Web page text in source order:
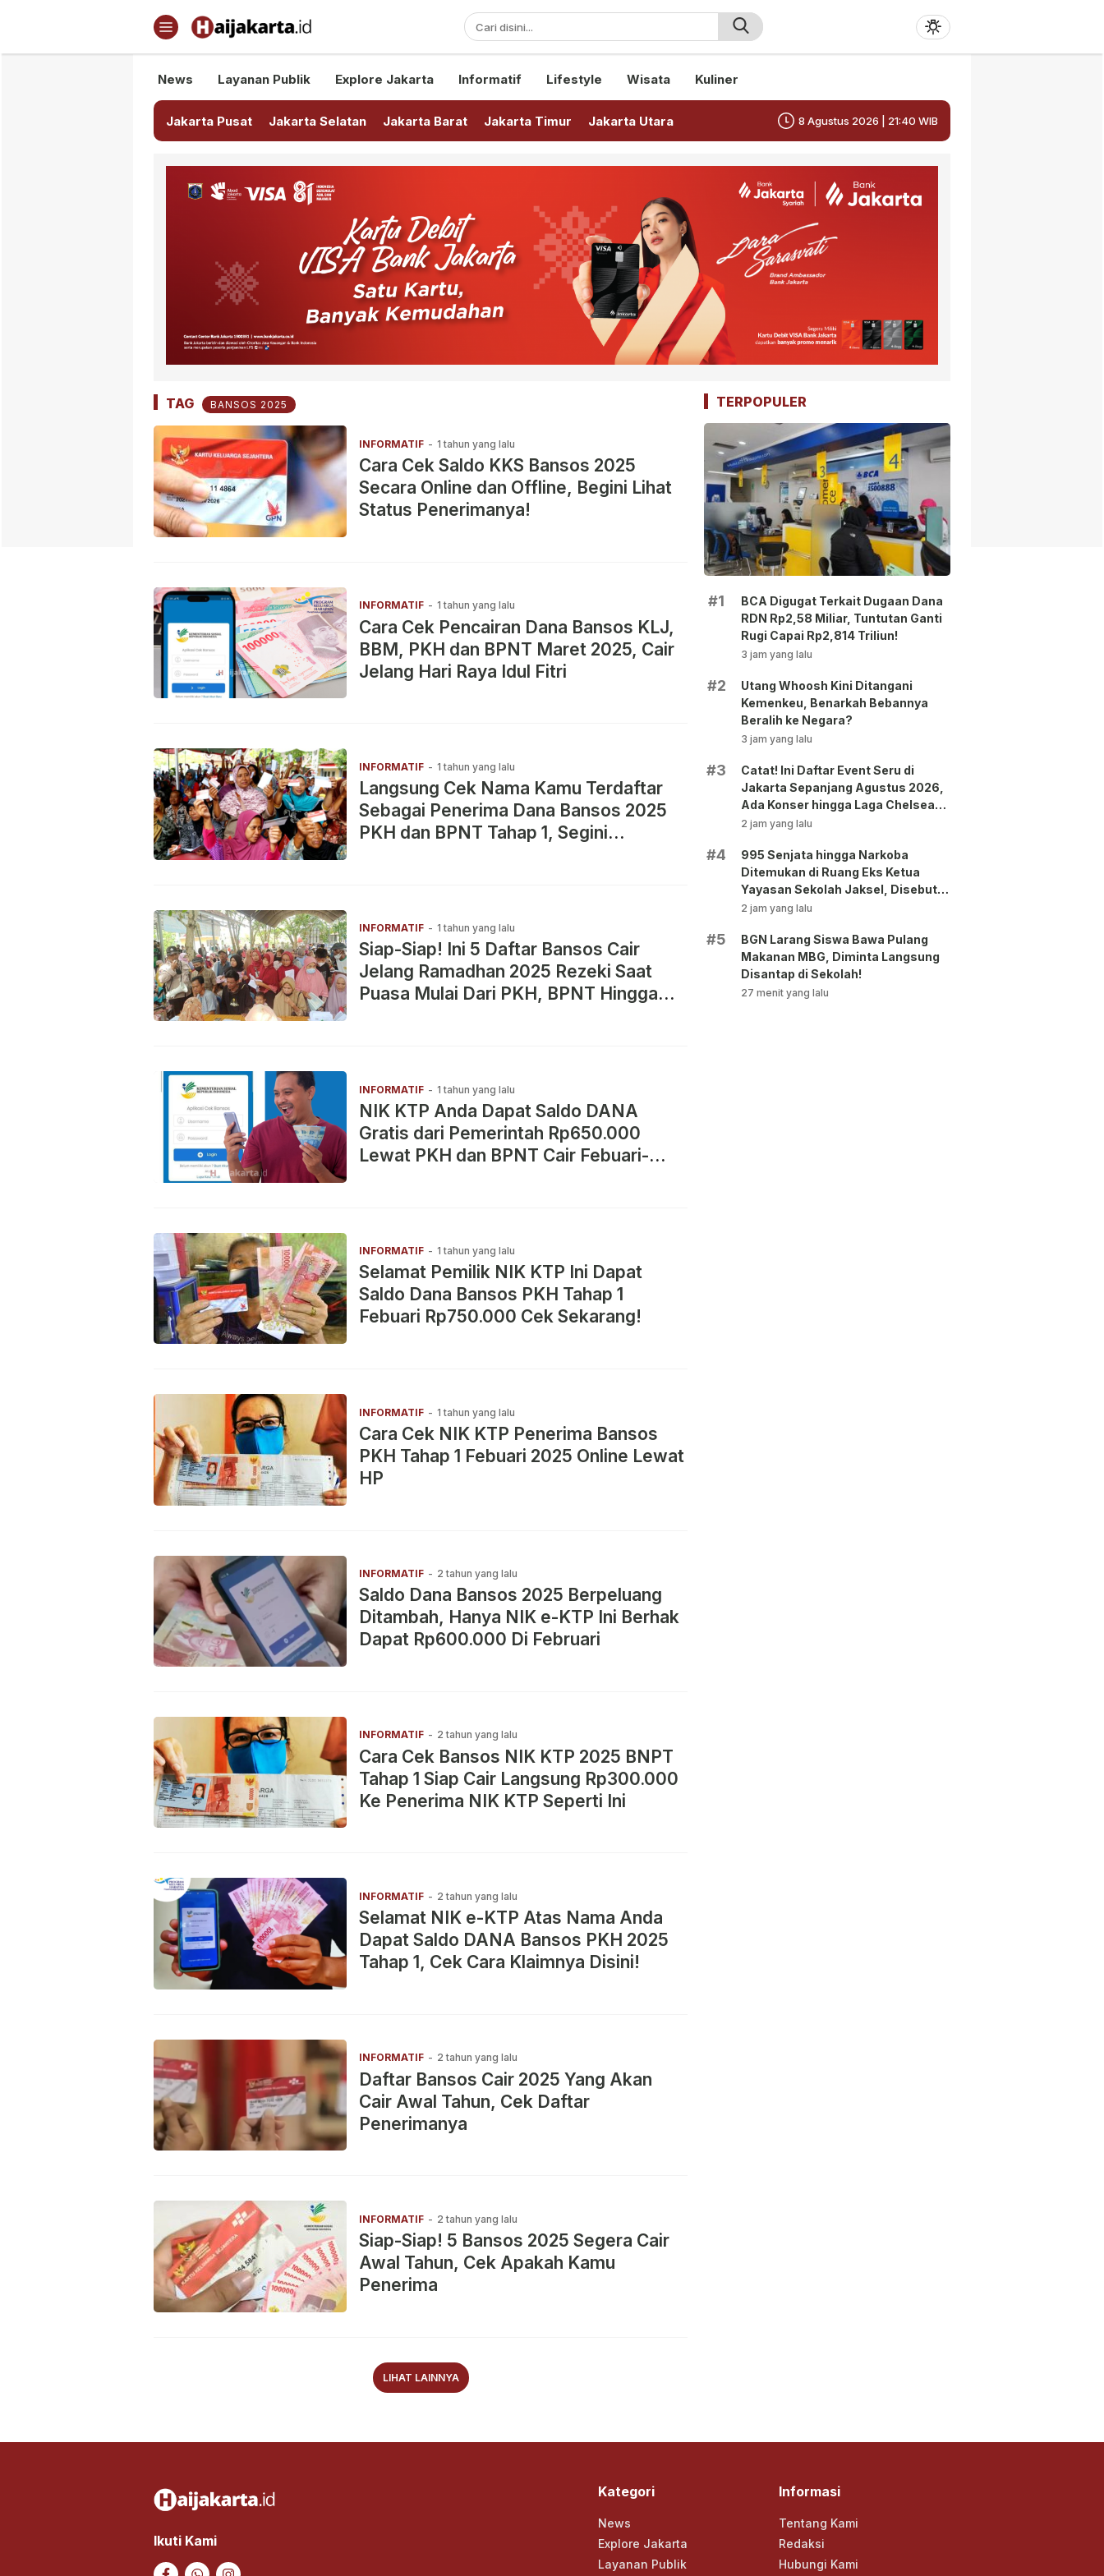
Haijakarta.id
Semua Tentang Jakarta Ada Disini!
News Layanan Publik Explore Jakarta Informatif Lifestyle Wisata Kuliner
Jakarta Pusat Jakarta Selatan Jakarta Barat Jakarta Timur Jakarta Utara 8 Agustus 2026 | 21:40 WIB
TAG BANSOS 2025
INFORMATIF - 1 tahun yang lalu
Cara Cek Saldo KKS Bansos 2025
Secara Online dan Offline, Begini Lihat
Status Penerimanya!
INFORMATIF - 1 tahun yang lalu
Cara Cek Pencairan Dana Bansos KLJ,
BBM, PKH dan BPNT Maret 2025, Cair
Jelang Hari Raya Idul Fitri
INFORMATIF - 1 tahun yang lalu
Langsung Cek Nama Kamu Terdaftar
Sebagai Penerima Dana Bansos 2025
PKH dan BPNT Tahap 1, Segini
INFORMATIF - 1 tahun yang lalu
Siap-Siap! Ini 5 Daftar Bansos Cair
Jelang Ramadhan 2025 Rezeki Saat
Puasa Mulai Dari PKH, BPNT Hingga
INFORMATIF - 1 tahun yang lalu
NIK KTP Anda Dapat Saldo DANA
Gratis dari Pemerintah Rp650.000
Lewat PKH dan BPNT Cair Febuari-
INFORMATIF - 1 tahun yang lalu
Selamat Pemilik NIK KTP Ini Dapat
Saldo Dana Bansos PKH Tahap 1
Febuari Rp750.000 Cek Sekarang!
INFORMATIF - 1 tahun yang lalu
Cara Cek NIK KTP Penerima Bansos
PKH Tahap 1 Febuari 2025 Online Lewat
HP
INFORMATIF - 2 tahun yang lalu
Saldo Dana Bansos 2025 Berpeluang
Ditambah, Hanya NIK e-KTP Ini Berhak
Dapat Rp600.000 Di Februari
INFORMATIF - 2 tahun yang lalu
Cara Cek Bansos NIK KTP 2025 BNPT
Tahap 1 Siap Cair Langsung Rp300.000
Ke Penerima NIK KTP Seperti Ini
INFORMATIF - 2 tahun yang lalu
Selamat NIK e-KTP Atas Nama Anda
Dapat Saldo DANA Bansos PKH 2025
Tahap 1, Cek Cara Klaimnya Disini!
INFORMATIF - 2 tahun yang lalu
Daftar Bansos Cair 2025 Yang Akan
Cair Awal Tahun, Cek Daftar
Penerimanya
INFORMATIF - 2 tahun yang lalu
Siap-Siap! 5 Bansos 2025 Segera Cair
Awal Tahun, Cek Apakah Kamu
Penerima
LIHAT LAINNYA
TERPOPULER
#1
BCA Digugat Terkait Dugaan Dana
RDN Rp2,58 Miliar, Tuntutan Ganti
Rugi Capai Rp2,814 Triliun!
3 jam yang lalu
#2
Utang Whoosh Kini Ditangani
Kemenkeu, Benarkah Bebannya
Beralih ke Negara?
3 jam yang lalu
#3
Catat! Ini Daftar Event Seru di
Jakarta Sepanjang Agustus 2026,
Ada Konser hingga Laga Chelsea
vs AC Milan
2 jam yang lalu
#4
995 Senjata hingga Narkoba
Ditemukan di Ruang Eks Ketua
Yayasan Sekolah Jaksel, Disebut
untuk Ekskul Menembak!
2 jam yang lalu
#5
BGN Larang Siswa Bawa Pulang
Makanan MBG, Diminta Langsung
Disantap di Sekolah!
27 menit yang lalu
Ikuti Kami
Kategori
News
Explore Jakarta
Layanan Publik
Informasi
Tentang Kami
Redaksi
Hubungi Kami